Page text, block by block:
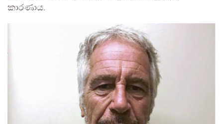
කාරණාය.